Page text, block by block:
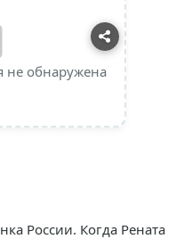
не обнаружена
России. Когда Рената